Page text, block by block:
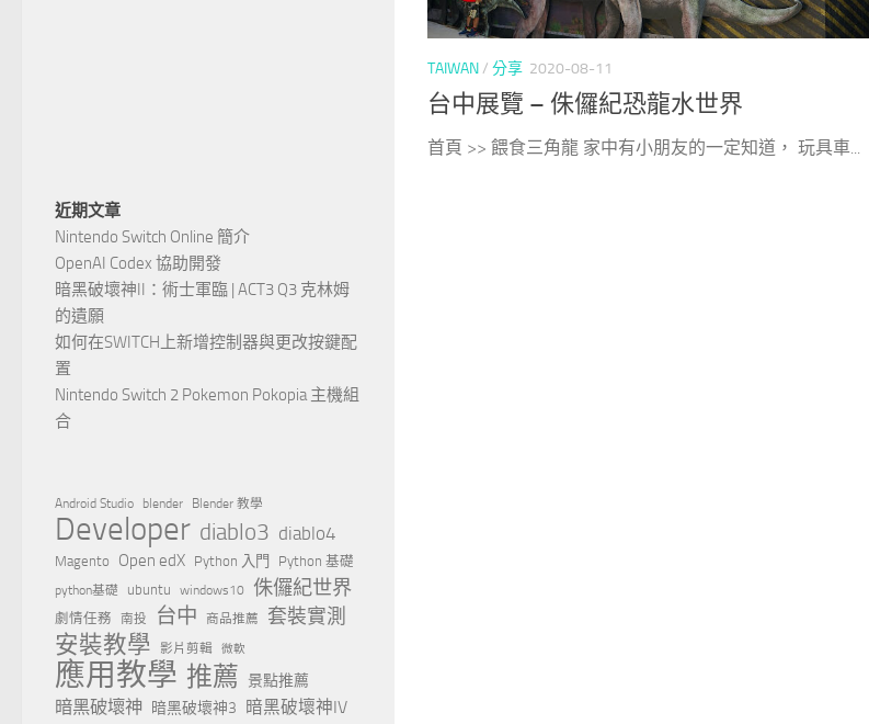
TAIWAN/ 分享 2020-08-11
台中展覽 – 侏儸紀恐龍水世界
首頁 >> 餵食三角龍 家中有小朋友的一定知道， 玩具車...
近期文章
Nintendo Switch Online 簡介
OpenAI Codex 協助開發
暗黑破壞神II：術士軍臨 | ACT3 Q3 克林姆
的遺願
如何在SWITCH上新增控制器與更改按鍵配
置
Nintendo Switch 2 Pokemon Pokopia 主機組
合
Android Studio blender Blender 教學
Developer diablo3 diablo4
Magento Open edX Python 入門 Python 基礎
python基礎 ubuntu windows10 侏儸紀世界
劇情任務 南投 台中 商品推薦 套裝實測
安裝教學 影片剪輯 微軟
應用教學 推薦 景點推薦
暗黑破壞神 暗黑破壞神3 暗黑破壞神IV